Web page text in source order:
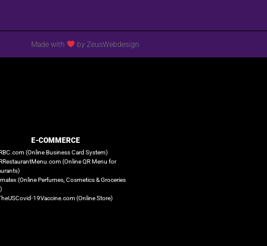
Made with by ZeusWebdesign
E-COMMERCE
(Online Business Card System)
(Online QR Menu for
(Online Perfumes, Cosmetics & Groceries
19Vaccine.com (Online Store)